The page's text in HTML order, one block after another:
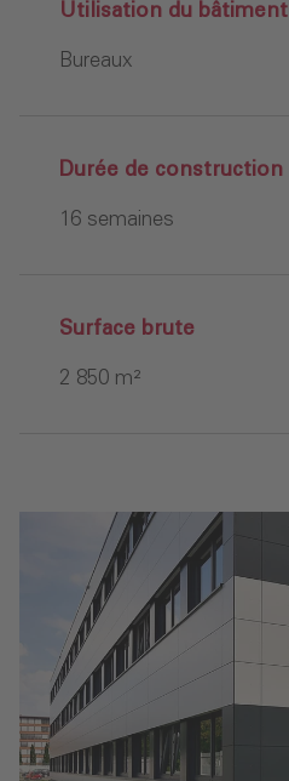
Utilisation du bâtiment
Bureaux
Durée de construction
16 semaines
Surface brute
2 850 m²